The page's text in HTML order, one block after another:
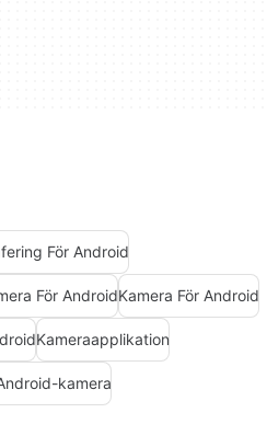
För Android
För AndroidKamera För Android
Kameraapplikation
kamera